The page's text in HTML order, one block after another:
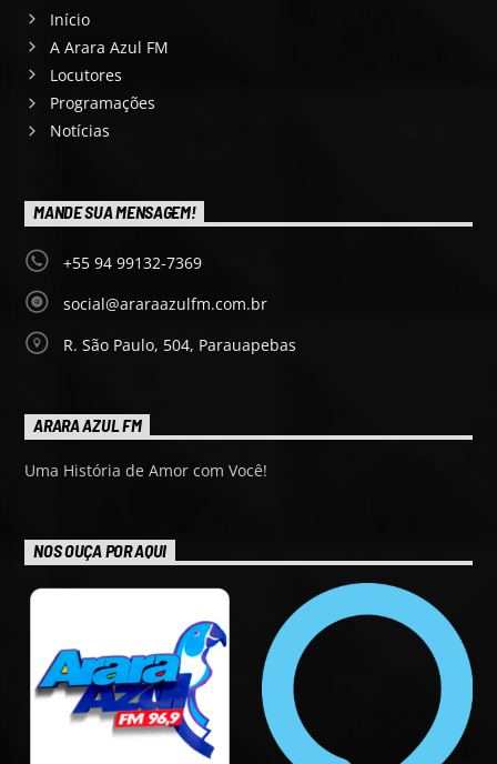
Início
A Arara Azul FM
Locutores
Programações
Notícias
MANDE SUA MENSAGEM!
+55 94 99132-7369
social@araraazulfm.com.br
R. São Paulo, 504, Parauapebas
ARARA AZUL FM
Uma História de Amor com Você!
NOS OUÇA POR AQUI